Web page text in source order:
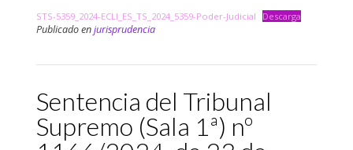
STS-5359_2024-ECLI_ES_TS_2024_5359-Poder-Judicial Descarga
Publicado enjurisprudencia
Sentencia del Tribunal
Supremo (Sala 1ª) nº